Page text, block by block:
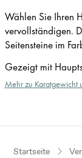
Wählen Sie Ihren
vervollständigen.
Seitensteine im
Gezeigt mit
Mehr zu Karatgewicht
Startseite